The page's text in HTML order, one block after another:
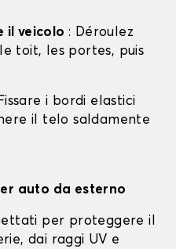
il veicolo : Déroulez
toit, les portes, puis
i bordi elastici
il telo saldamente
auto da esterno
per proteggere il
dai raggi UV e